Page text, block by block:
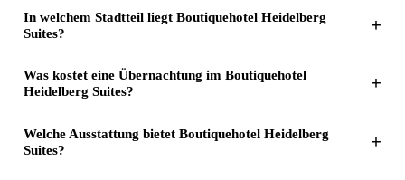
In welchem Stadtteil liegt Boutiquehotel Heidelberg
Suites?
Was kostet eine Übernachtung im Boutiquehotel
Heidelberg Suites?
Welche Ausstattung bietet Boutiquehotel Heidelberg
Suites?